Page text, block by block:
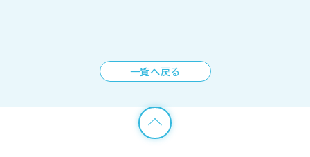
一覧へ戻る